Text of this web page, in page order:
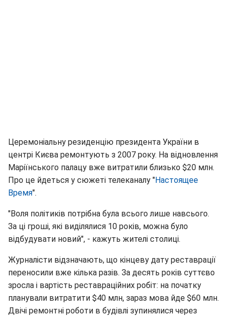
Церемоніальну резиденцію президента України в
центрі Києва ремонтують з 2007 року. На відновлення
Маріїнського палацу вже витратили близько $20 млн.
Про це йдеться у сюжеті телеканалу "Настоящее
Время".
"Воля політиків потрібна була всього лише навсього.
За ці гроші, які виділялися 10 років, можна було
відбудувати новий", - кажуть жителі столиці.
Журналісти відзначають, що кінцеву дату реставрації
переносили вже кілька разів. За десять років суттєво
зросла і вартість реставраційних робіт: на початку
планували витратити $40 млн, зараз мова йде $60 млн.
Двічі ремонтні роботи в будівлі зупинялися через